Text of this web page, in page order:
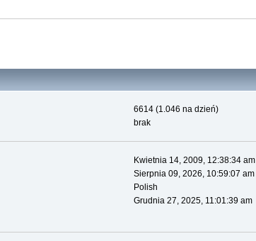
6614 (1.046 na dzień)
brak
Kwietnia 14, 2009, 12:38:34 am
Sierpnia 09, 2026, 10:59:07 am
Polish
Grudnia 27, 2025, 11:01:39 am